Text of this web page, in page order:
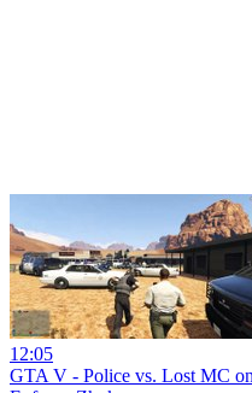
12:05
GTA V - Police vs. Lost MC